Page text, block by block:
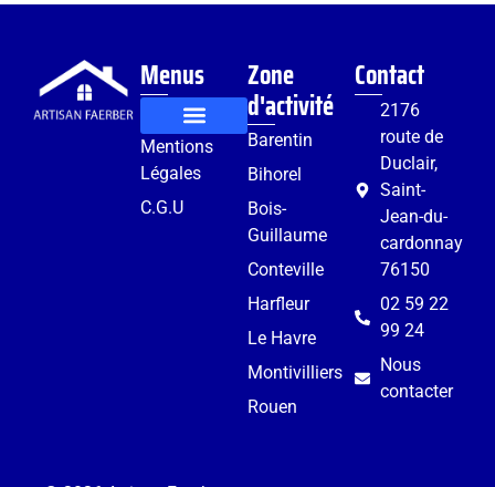
Menus
Mentions
Légales
C.G.U
Zone
d'activité
Barentin
Bihorel
Bois-
Guillaume
Conteville
Harfleur
Le Havre
Montivilliers
Rouen
Contact
2176
route de
Duclair,
Saint-
Jean-du-
cardonnay
76150
02 59 22
99 24
Nous
contacter